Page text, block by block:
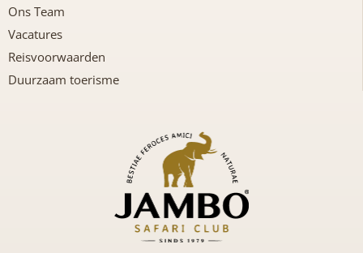
Ons Team
Vacatures
Reisvoorwaarden
Duurzaam toerisme